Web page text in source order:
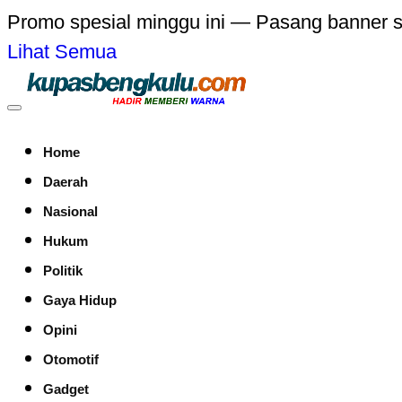
Promo spesial minggu ini — Pasang banner
Lihat Semua
Home
Daerah
Nasional
Hukum
Politik
Gaya Hidup
Opini
Otomotif
Gadget